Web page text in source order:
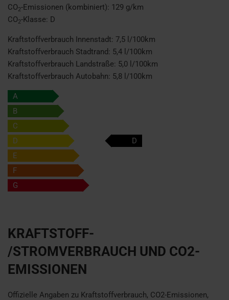
CO2-Emissionen (kombiniert): 129 g/km
CO2-Klasse: D
Kraftstoffverbrauch Innenstadt: 7,5 l/100km
Kraftstoffverbrauch Stadtrand: 5,4 l/100km
Kraftstoffverbrauch Landstraße: 5,0 l/100km
Kraftstoffverbrauch Autobahn: 5,8 l/100km
A
B
C
D
D
E
F
G
KRAFTSTOFF-
/STROMVERBRAUCH UND CO2-
EMISSIONEN
Offizielle Angaben zu Kraftstoffverbrauch, CO2-Emissionen,